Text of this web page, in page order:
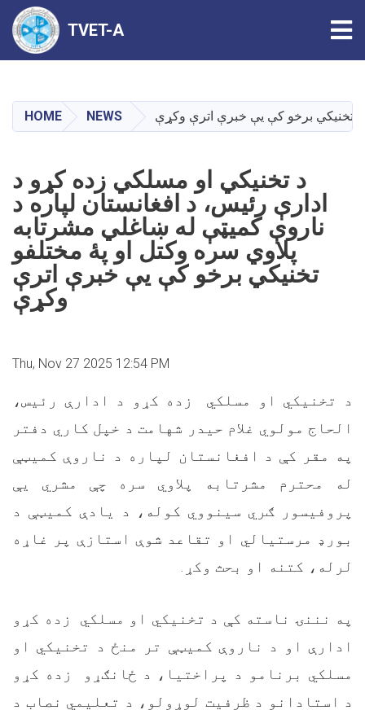
main
content
TVET-A
HOME NEWS تخنیکي برخو کې یې خبرې اترې وکړې
د تخنیکي او مسلکي زده کړو د
ادارې رئیس، د افغانستان لپاره د
ناروې کمیټې له ښاغلي مشرتابه
پلاوي سره وکتل او پهٔ مختلفو
تخنیکي برخو کې یې خبرې اترې
وکړې
Thu, Nov 27 2025 12:54 PM
د تخنیکي او مسلکي زده کړو د ادارې رئیس،
الحاج مولوي غلام حیدر شهامت د خپل کاري دفتر
په مقر کې د افغانستان لپاره د ناروې کمیټې
له محترم مشرتابه پلاوي سره چې مشري یې
پروفیسور ګري سینووي کوله، د یادې کمیټې د
بورډ مرستیالي او تقاعد شوې استازې پر غاړه
لرله، کتنه او بحث وکړ.
په نننۍ ناسته کې د تخنیکي او مسلکي زده کړو
ادارې او د ناروې کمیټې تر منځ د تخنیکي او
مسلکي برنامو د پراختیا، د ځانګړو زده کړو
د استادانو د ظرفیت لوړولو، د تعلیمي نصاب د